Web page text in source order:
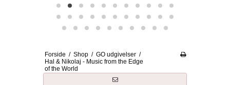
DKK
Forside / Shop / GO udgivelser /
Hal & Nikolaj - Music from the Edge
of the World